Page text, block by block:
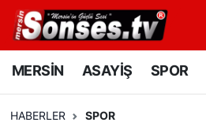
MERSİN ASAYİŞ SPOR
HABERLER SPOR
MERSİN
Mersin Nöbetçi Eczaneler